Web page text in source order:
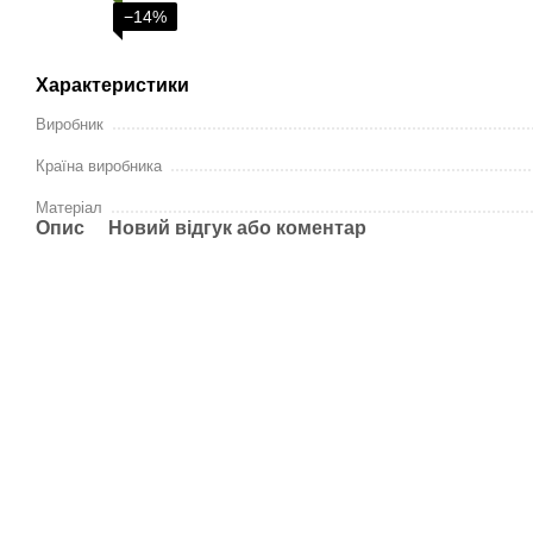
−14%
Характеристики
Виробник
Країна виробника
Матеріал
Опис Новий відгук або коментар